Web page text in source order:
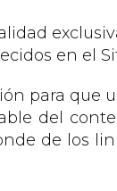
en el
para que
del
de los